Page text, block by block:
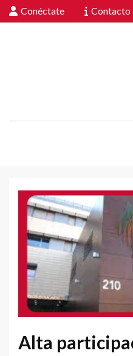
Conéctate Contacto
Alta